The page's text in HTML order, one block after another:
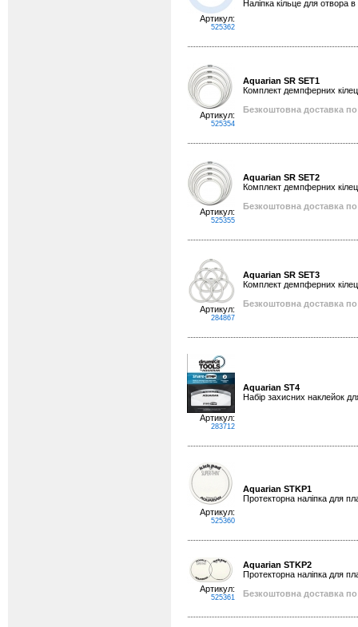
Артикул:
525362
Наліпка кільце для отвора
Артикул:
525354
Aquarian SR SET1
Комплект демпферних
Безкоштовна доставка по
Артикул:
525355
Aquarian SR SET2
Комплект демпферних
Безкоштовна доставка по
Артикул:
284867
Aquarian SR SET3
Комплект демпферних
Безкоштовна доставка по
Артикул:
283712
Aquarian ST4
Набір захисних наклейок
Артикул:
525360
Aquarian STKP1
Протекторна наліпка для
Артикул:
525361
Aquarian STKP2
Протекторна наліпка для
Безкоштовна доставка по